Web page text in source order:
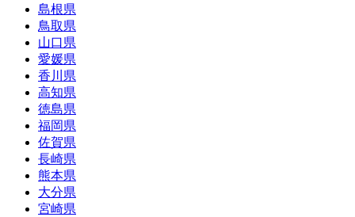
島根県
鳥取県
山口県
愛媛県
香川県
高知県
徳島県
福岡県
佐賀県
長崎県
熊本県
大分県
宮崎県